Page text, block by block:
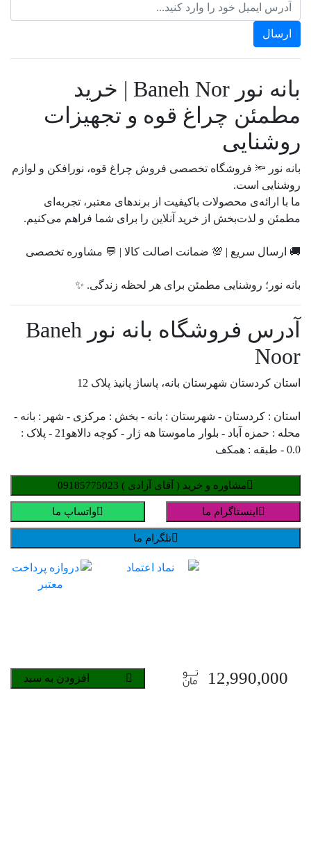
بانه نور Baneh Nor | خرید
مطمئن چراغ قوه و تجهیزات
روشنایی
بانه نور 🔦 فروشگاه تخصصی فروش چراغ قوه، نورافکن و لوازم
روشنایی است.
ما با ارائه‌ی محصولات باکیفیت از برندهای معتبر، تجربه‌ای
مطمئن و لذت‌بخش از خرید آنلاین را برای شما فراهم می‌کنیم.
🚚 ارسال سریع | 💯 ضمانت اصالت کالا | 💬 مشاوره تخصصی
بانه نور؛ روشنایی مطمئن برای هر لحظه زندگی. ✨
آدرس فروشگاه بانه نور Baneh
Noor
استان کردستان شهرستان بانه، پاساژ پانیذ پلاک 12
استان : کردستان - شهرستان : بانه - بخش : مرکزی - شهر : بانه -
محله : حمزه آباد - بلوار ماموستا هه ژار - کوچه دالاهو21 - پلاک :
0.0 - طبقه : همکف
مشاوره و خرید ( آقای آزادی ) 09185775023
اینستاگرام ما واتساپ ما
تلگرام ما
12,990,000 افزودن به سبد